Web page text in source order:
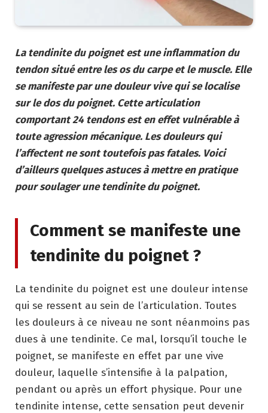
La tendinite du poignet est une inflammation du
tendon situé entre les os du carpe et le muscle. Elle
se manifeste par une douleur vive qui se localise
sur le dos du poignet. Cette articulation
comportant 24 tendons est en effet vulnérable à
toute agression mécanique. Les douleurs qui
l’affectent ne sont toutefois pas fatales. Voici
d’ailleurs quelques astuces à mettre en pratique
pour soulager une tendinite du poignet.
Comment se manifeste une
tendinite du poignet ?
La tendinite du poignet est une douleur intense
qui se ressent au sein de l’articulation. Toutes
les douleurs à ce niveau ne sont néanmoins pas
dues à une tendinite. Ce mal, lorsqu’il touche le
poignet, se manifeste en effet par une vive
douleur, laquelle s’intensifie à la palpation,
pendant ou après un effort physique. Pour une
tendinite intense, cette sensation peut devenir